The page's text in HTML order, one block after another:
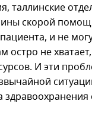
таллинские
скорой
и не
остро не
И эти
здравоохранения